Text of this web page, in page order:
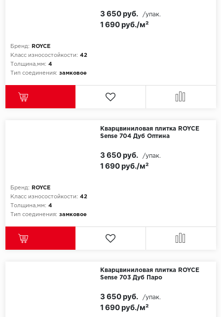
Бренд:
ROYCE
Класс износостойкости: 42
Толщина,мм: 4
Тип соединения: замковое
1 690 руб./м²
3 650 руб. /упак.
Кварцвиниловая плитка ROYCE
Sense 704 Дуб Оптина
Бренд:
ROYCE
Класс износостойкости: 42
Толщина,мм: 4
Тип соединения: замковое
1 690 руб./м²
3 650 руб. /упак.
Кварцвиниловая плитка ROYCE
Sense 703 Дуб Паро
1 690 руб./м²
3 650 руб. /упак.